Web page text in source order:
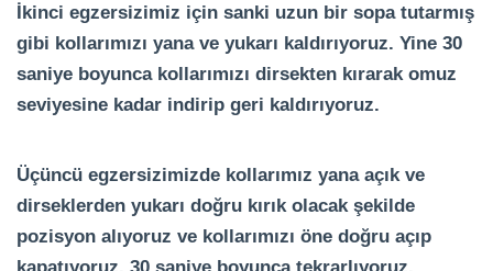
İkinci egzersizimiz için sanki uzun bir sopa tutarmış
gibi kollarımızı yana ve yukarı kaldırıyoruz. Yine 30
saniye boyunca kollarımızı dirsekten kırarak omuz
seviyesine kadar indirip geri kaldırıyoruz.
Üçüncü egzersizimizde kollarımız yana açık ve
dirseklerden yukarı doğru kırık olacak şekilde
pozisyon alıyoruz ve kollarımızı öne doğru açıp